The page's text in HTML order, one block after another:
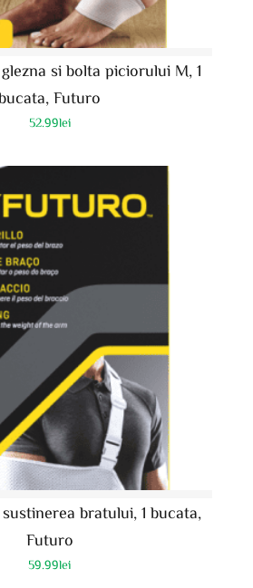
si bolta piciorului M, 1
Futuro
52.99lei
bratului, 1 bucata,
Futuro
59.99lei